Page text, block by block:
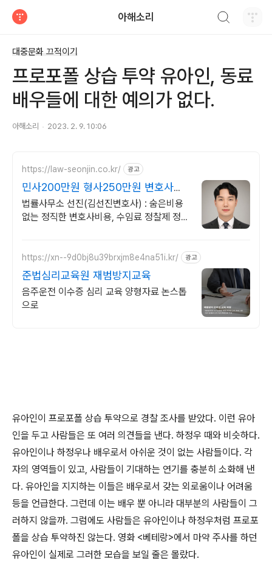
아해소리
대중문화 끄적이기
프로포폴 상습 투약 유아인, 동료
배우들에 대한 예의가 없다.
아해소리 2023. 2. 9. 10:06
https://law-seonjin.co.kr/ 광고
민사200만원 형사250만원 변호사선
임비용 수임료 정찰제
법률사무소 선진(김선진변호사) : 숨은비용
없는 정직한 변호사비용, 수임료 정찰제 정직
https://xn--9d0bj8u39brxjm8e4na51i.kr/ 광고
준법심리교육원 재범방지교육
음주운전 이수증 심리 교육 양형자료 논스톱
으로
유아인이 프로포폴 상습 투약으로 경찰 조사를 받았다. 이런 유아
인을 두고 사람들은 또 여러 의견들을 낸다. 하정우 때와 비슷하다.
유아인이나 하정우나 배우로서 아쉬운 것이 없는 사람들이다. 각
자의 영역들이 있고, 사람들이 기대하는 연기를 충분히 소화해 낸
다. 유아인을 지지하는 이들은 배우로서 갖는 외로움이나 어려움
등을 언급한다. 그런데 이는 배우 뿐 아니라 대부분의 사람들이 그
러하지 않을까. 그럼에도 사람들은 유아인이나 하정우처럼 프로포
폴을 상습 투약하진 않는다. 영화 <베테랑>에서 마약 주사를 하던
유아인이 실제로 그러한 모습을 보일 줄은 몰랐다.